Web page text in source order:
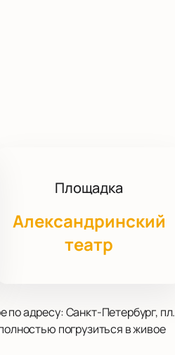
Площадка
Александринский
театр
по адресу: Санкт-Петербург, пл.
погрузиться в живое